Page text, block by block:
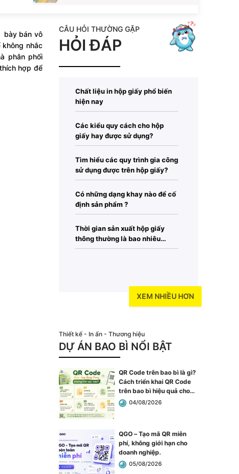
bày bán vô
không nhắc
phân phối
hợp để
CÂU HỎI THƯỜNG GẶP
HỎI ĐÁP
Chất liệu in hộp giấy phổ biến
hiện nay
Các kiểu quy cách cho hộp
giấy hay được sử dụng?
Tìm hiểu các quy trình gia công
sử dụng được trên hộp giấy?
Có những dạng khay nào để cố
định sản phẩm ?
Thời gian sản xuất hộp giấy
thông thường là bao nhiêu
ngày?
XEM NHIỀU HƠN
Thiết kế - In ấn - Thương hiệu
DỰ ÁN BAO BÌ NỔI BẬT
QR Code trên bao bì là gì?
Cách triển khai QR Code
trên bao bì hiệu quả cho
doanh nghiệp.
04/08/2026
QGO – Tạo mã QR miễn
phí, không giới hạn cho
doanh nghiệp.
05/08/2026